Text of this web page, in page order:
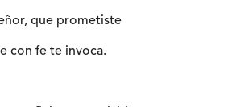
que prometiste
con fe te invoca.